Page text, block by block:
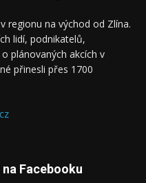
regionu na východ od Zlína.
lidí, podnikatelů,
plánovaných akcích v
přinesli přes 1700
Facebooku